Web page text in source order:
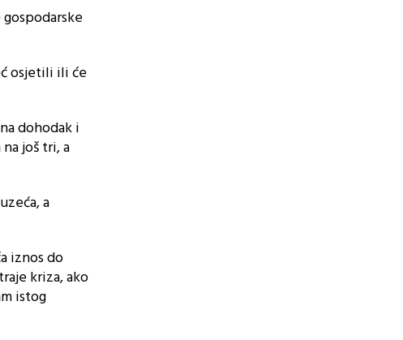
osjetili ili će
dohodak i
još tri, a
a
iznos do
kriza, ako
istog